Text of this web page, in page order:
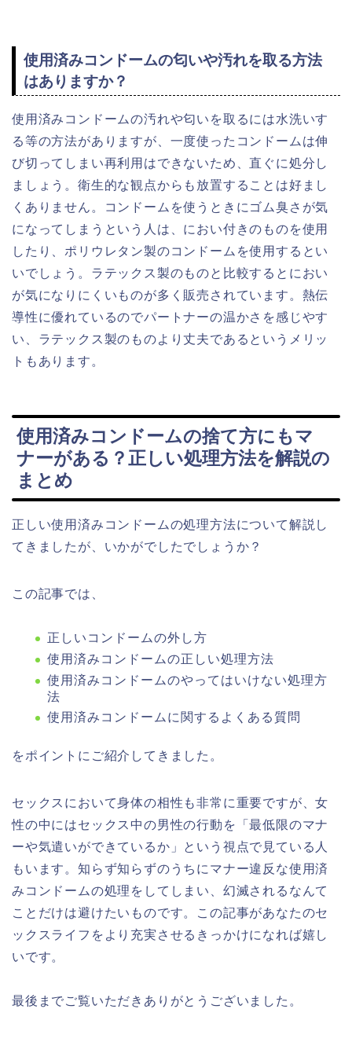
使用済みコンドームの匂いや汚れを取る方法
はありますか？
使用済みコンドームの汚れや匂いを取るには水洗いす
る等の方法がありますが、一度使ったコンドームは伸
び切ってしまい再利用はできないため、直ぐに処分し
ましょう。衛生的な観点からも放置することは好まし
くありません。コンドームを使うときにゴム臭さが気
になってしまうという人は、におい付きのものを使用
したり、ポリウレタン製のコンドームを使用するとい
いでしょう。ラテックス製のものと比較するとにおい
が気になりにくいものが多く販売されています。熱伝
導性に優れているのでパートナーの温かさを感じやす
い、ラテックス製のものより丈夫であるというメリッ
トもあります。
使用済みコンドームの捨て方にもマ
ナーがある？正しい処理方法を解説の
まとめ
正しい使用済みコンドームの処理方法について解説し
てきましたが、いかがでしたでしょうか？
この記事では、
正しいコンドームの外し方
使用済みコンドームの正しい処理方法
使用済みコンドームのやってはいけない処理方
法
使用済みコンドームに関するよくある質問
をポイントにご紹介してきました。
セックスにおいて身体の相性も非常に重要ですが、女
性の中にはセックス中の男性の行動を「最低限のマナ
ーや気遣いができているか」という視点で見ている人
もいます。知らず知らずのうちにマナー違反な使用済
みコンドームの処理をしてしまい、幻滅されるなんて
ことだけは避けたいものです。この記事があなたのセ
ックスライフをより充実させるきっかけになれば嬉し
いです。
最後までご覧いただきありがとうございました。